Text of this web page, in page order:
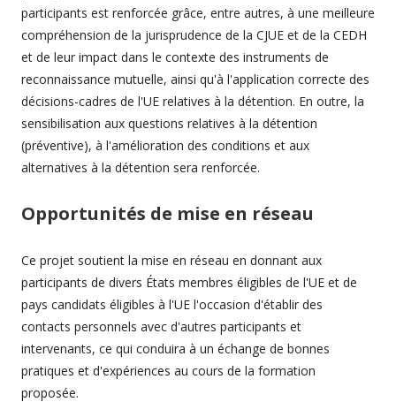
participants est renforcée grâce, entre autres, à une meilleure
compréhension de la jurisprudence de la CJUE et de la CEDH
et de leur impact dans le contexte des instruments de
reconnaissance mutuelle, ainsi qu'à l'application correcte des
décisions-cadres de l'UE relatives à la détention. En outre, la
sensibilisation aux questions relatives à la détention
(préventive), à l'amélioration des conditions et aux
alternatives à la détention sera renforcée.
Opportunités de mise en réseau
Ce projet soutient la mise en réseau en donnant aux
participants de divers États membres éligibles de l'UE et de
pays candidats éligibles à l'UE l'occasion d'établir des
contacts personnels avec d'autres participants et
intervenants, ce qui conduira à un échange de bonnes
pratiques et d'expériences au cours de la formation
proposée.